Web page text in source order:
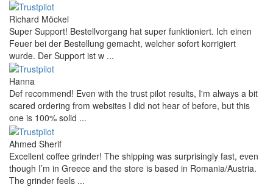
Richard Möckel
Super Support! Bestellvorgang hat super funktioniert. Ich einen
Feuer bei der Bestellung gemacht, welcher sofort korrigiert
wurde. Der Support ist w ...
Hanna
Def recommend! Even with the trust pilot results, I'm always a bit
scared ordering from websites I did not hear of before, but this
one is 100% solid ...
Ahmed Sherif
Excellent coffee grinder! The shipping was surprisingly fast, even
though I’m in Greece and the store is based in Romania/Austria.
The grinder feels ...